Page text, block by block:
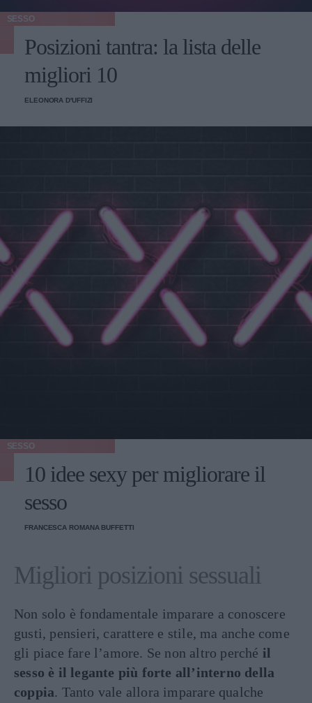
SESSO
Posizioni tantra: la lista delle
migliori 10
ELEONORA D'UFFIZI
SESSO
10 idee sexy per migliorare il
sesso
FRANCESCA ROMANA BUFFETTI
Migliori posizioni sessuali
Non solo è fondamentale imparare a conoscere
gusti, pensieri, carattere e stile, ma anche come
gli piace fare l’amore. Se non altro perché il
sesso è il legante più forte all’interno della
coppia. Tanto vale allora imparare qualche